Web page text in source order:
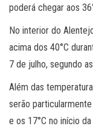
poderá chegar aos
No interior do
acima dos 40°C
7 de julho, segundo
Além das
serão
e os 17°C no início